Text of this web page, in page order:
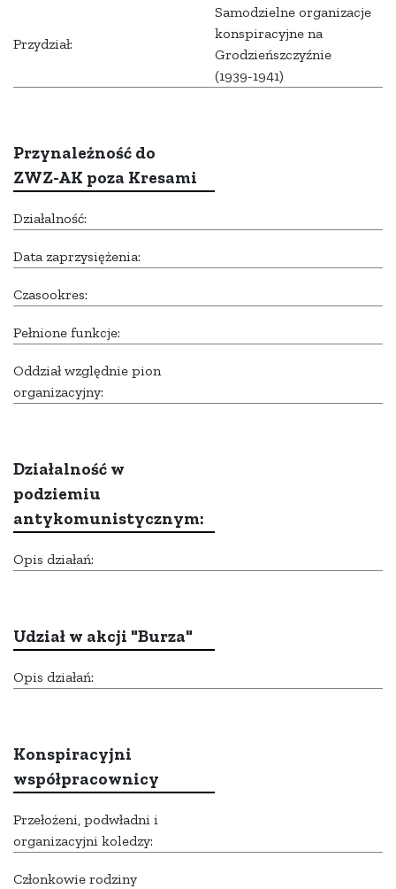
Przydział:
Samodzielne organizacje
konspiracyjne na
Grodzieńszczyźnie
(1939-1941)
Przynależność do
ZWZ-AK poza Kresami
Działalność:
Data zaprzysiężenia:
Czasookres:
Pełnione funkcje:
Oddział względnie pion
organizacyjny:
Działalność w
podziemiu
antykomunistycznym:
Opis działań:
Udział w akcji "Burza"
Opis działań:
Konspiracyjni
współpracownicy
Przełożeni, podwładni i
organizacyjni koledzy:
Członkowie rodziny